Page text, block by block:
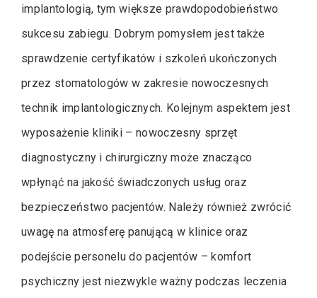
implantologią, tym większe prawdopodobieństwo
sukcesu zabiegu. Dobrym pomysłem jest także
sprawdzenie certyfikatów i szkoleń ukończonych
przez stomatologów w zakresie nowoczesnych
technik implantologicznych. Kolejnym aspektem jest
wyposażenie kliniki – nowoczesny sprzęt
diagnostyczny i chirurgiczny może znacząco
wpłynąć na jakość świadczonych usług oraz
bezpieczeństwo pacjentów. Należy również zwrócić
uwagę na atmosferę panującą w klinice oraz
podejście personelu do pacjentów – komfort
psychiczny jest niezwykle ważny podczas leczenia